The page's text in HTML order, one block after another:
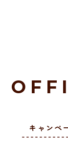
キャンペ